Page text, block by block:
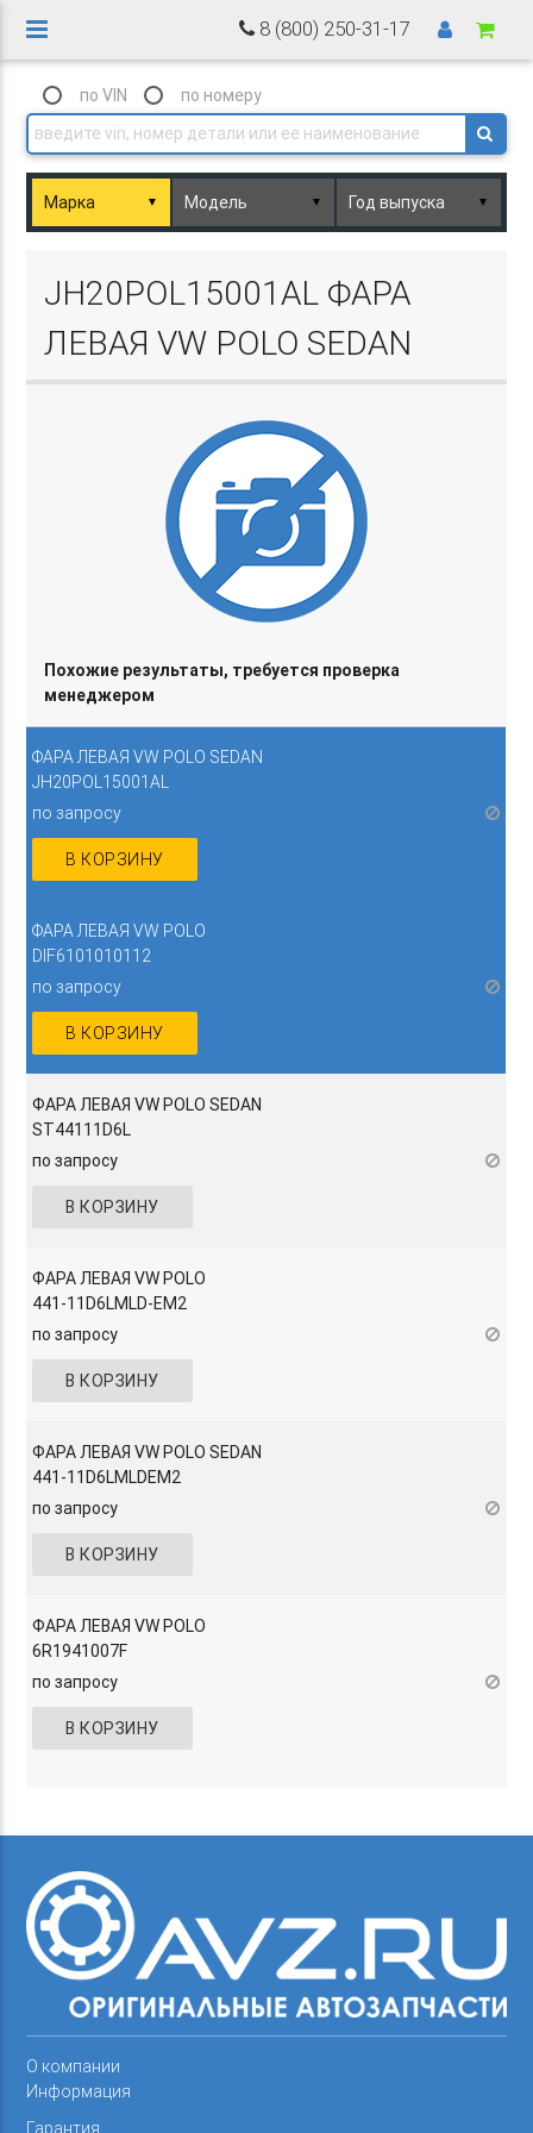
8 (800) 250-31-17
по VIN по номеру
▼ ▼ ▼
JH20POL15001AL ФАРА
ЛЕВАЯ VW POLO SEDAN
ФАРА ЛЕВАЯ VW POLO SEDAN
JH20POL15001AL
по запросу
В КОРЗИНУ
Похожие результаты, требуется проверка
менеджером
ФАРА ЛЕВАЯ VW POLO
DIF6101010112
по запросу
В КОРЗИНУ
ФАРА ЛЕВАЯ VW POLO SEDAN
ST44111D6L
по запросу
В КОРЗИНУ
ФАРА ЛЕВАЯ VW POLO
441-11D6LMLD-EM2
по запросу
В КОРЗИНУ
ФАРА ЛЕВАЯ VW POLO SEDAN
441-11D6LMLDEM2
по запросу
В КОРЗИНУ
ФАРА ЛЕВАЯ VW POLO
6R1941007F
по запросу
В КОРЗИНУ
О компании
Информация
Гарантия